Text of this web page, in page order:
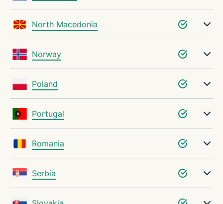
North Macedonia
Norway
Poland
Portugal
Romania
Serbia